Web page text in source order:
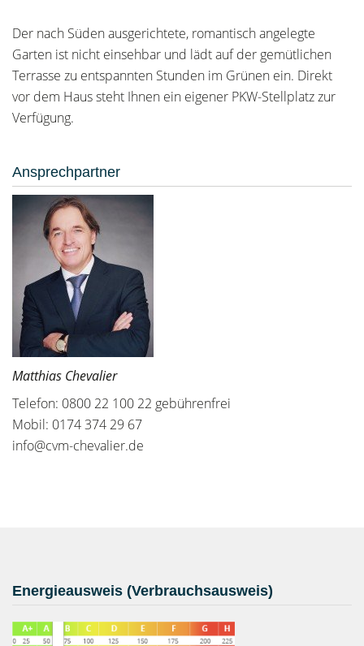
Der nach Süden ausgerichtete, romantisch angelegte
Garten ist nicht einsehbar und lädt auf der gemütlichen
Terrasse zu entspannten Stunden im Grünen ein. Direkt
vor dem Haus steht Ihnen ein eigener PKW-Stellplatz zur
Verfügung.
Ansprechpartner
Matthias Chevalier
Telefon: 0800 22 100 22 gebührenfrei
Mobil: 0174 374 29 67
info@cvm-chevalier.de
Energieausweis (Verbrauchsausweis)